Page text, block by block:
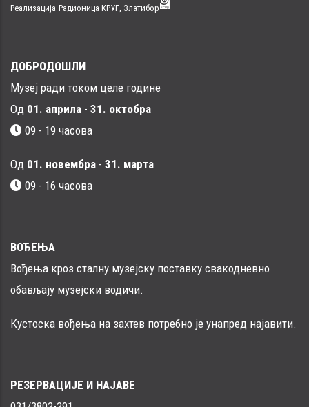
Реализација Радионица КРУГ, Златибор
ДОБРОДОШЛИ
Музеј ради током целе године
Од 01. априла - 31. октобра
09 - 19 часова
Од 01. новембра - 31. марта
09 - 16 часовa
ВОЂЕЊА
Вођења кроз сталну музејску поставку свакодневно
обављају музејски водичи.
Кустоска вођења на захтев потребно је унапред најавити.
РЕЗЕРВАЦИЈЕ И НАЈАВЕ